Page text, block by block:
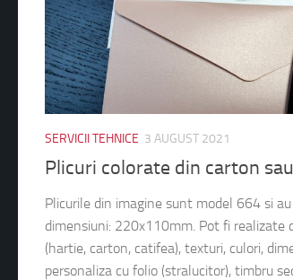
SERVICII TEHNICE 3 AUGUST 2021
Plicuri colorate din carton
Plicurile din imagine sunt model 664 si
dimensiuni: 220x110mm. Pot fi realizate
(hartie, carton, catifea), texturi, culori,
personaliza cu folio (stralucitor), timbru